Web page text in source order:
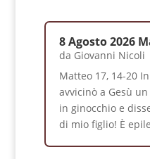
8 Agosto 2026
da Giovanni Nicoli
Matteo 17, 14-20
avvicinò a Gesù
in ginocchio e
di mio figlio! È